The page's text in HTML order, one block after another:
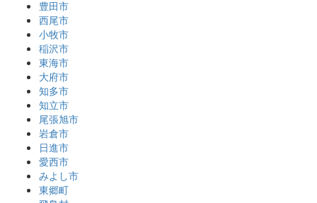
豊田市
西尾市
小牧市
稲沢市
東海市
大府市
知多市
知立市
尾張旭市
岩倉市
日進市
愛西市
みよし市
東郷町